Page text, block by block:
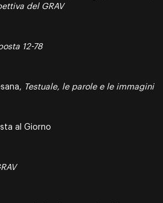
del GRAV
12-78
Testuale, le parole e le immagini
al Giorno